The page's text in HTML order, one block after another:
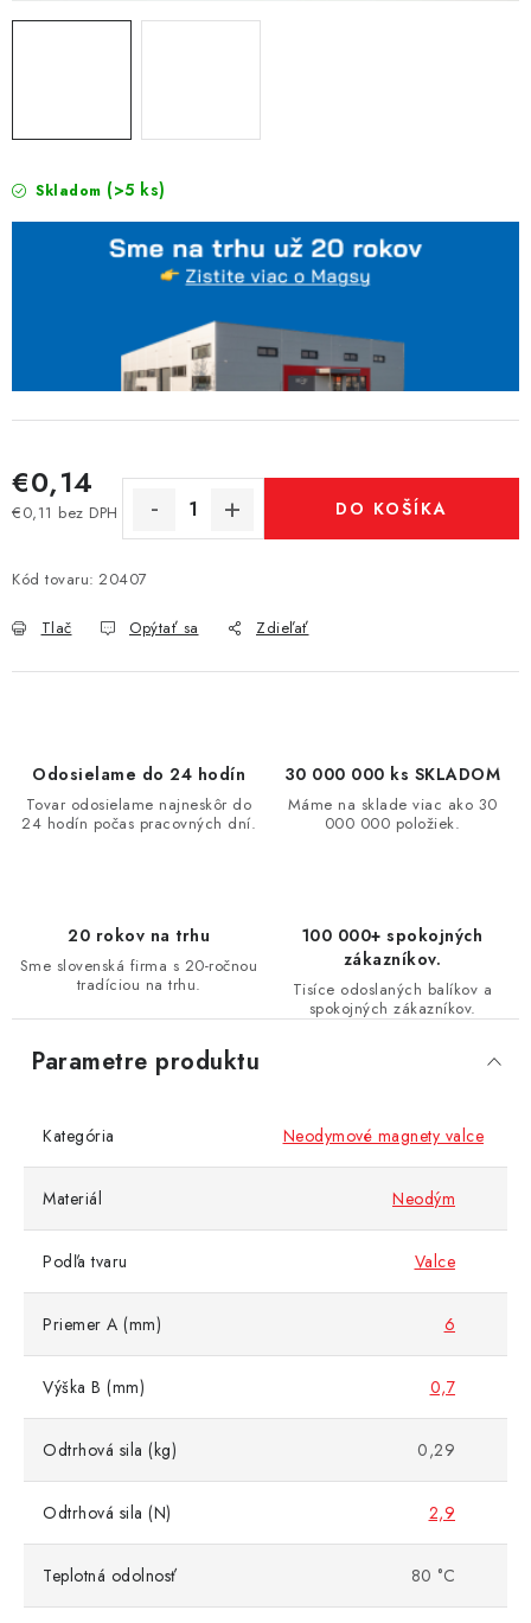
Skladom (>5 ks)
€0,14
€0,11 bez DPH
Jednotková cena:
DO KOŠÍKA
Kód tovaru: 20407
Tlač Opýtať sa Zdieľať
Odosielame do 24 hodín
Tovar odosielame najneskôr do
24 hodín počas pracovných dní.
30 000 000 ks SKLADOM
Máme na sklade viac ako 30
000 000 položiek.
20 rokov na trhu
Sme slovenská firma s 20-ročnou
tradíciou na trhu.
100 000+ spokojných
zákazníkov.
Tisíce odoslaných balíkov a
spokojných zákazníkov.
Parametre produktu
Kategória Neodymové magnety valce
Materiál Neodým
Podľa tvaru Valce
Priemer A (mm) 6
Výška B (mm) 0,7
Odtrhová sila (kg) 0,29
Odtrhová sila (N) 2,9
Teplotná odolnosť 80 °C